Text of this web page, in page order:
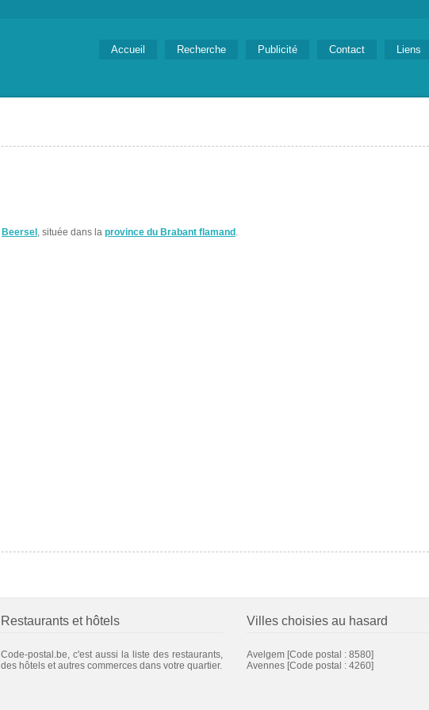
Accueil Recherche Publicité Contact Liens
Beersel , située dans la province du Brabant flamand .
Restaurants et hôtels
Code-postal.be, c'est aussi la liste des restaurants,
des hôtels et autres commerces dans votre quartier.
Villes choisies au hasard
Avelgem [Code postal : 8580]
Avennes [Code postal : 4260]